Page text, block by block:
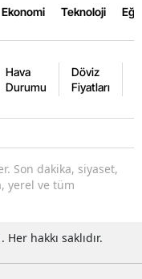
Ekonomi Teknoloji
Hava
Durumu
Döviz
Fiyatları
Son dakika, siyaset,
yerel ve tüm
hakkı saklıdır.